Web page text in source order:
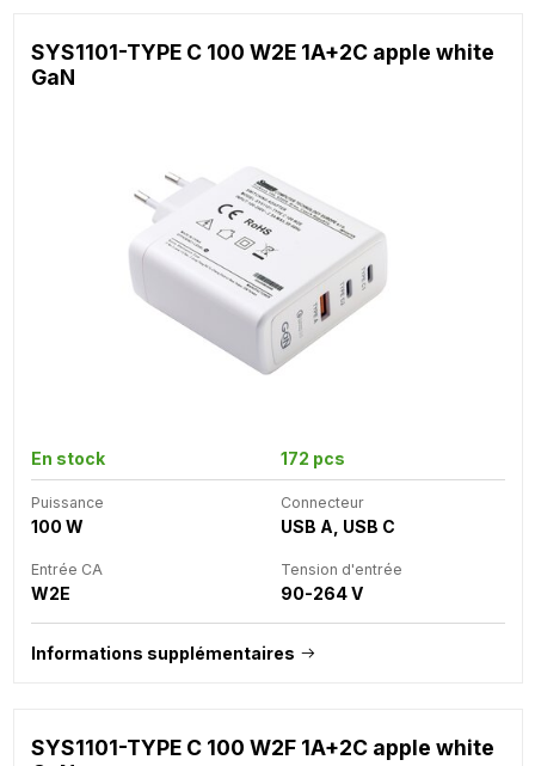
SYS1101-TYPE C 100 W2E 1A+2C apple white
GaN
En stock 172 pcs
Puissance
100 W
Connecteur
USB A, USB C
Entrée CA
W2E
Tension d'entrée
90-264 V
Informations supplémentaires
SYS1101-TYPE C 100 W2F 1A+2C apple white